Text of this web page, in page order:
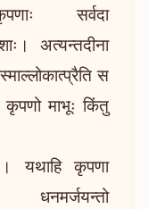
सर्वदा
अत्यन्तदीना
स
माभूः किंतु
यथाहि कृपणा